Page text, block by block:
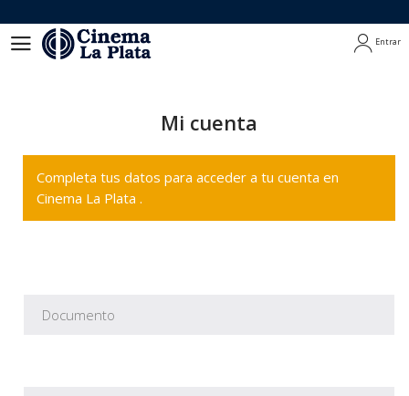
Entrar
Mi cuenta
Completa tus datos para acceder a tu cuenta en
Cinema La Plata .